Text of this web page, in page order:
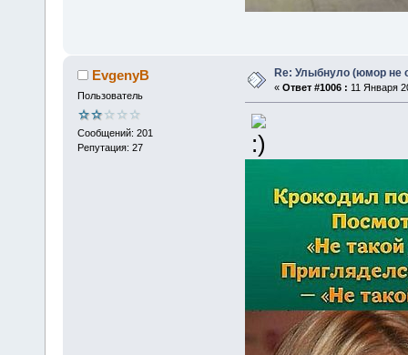
EvgenyB
Пользователь
Сообщений: 201
Репутация: 27
Re: Улыбнуло (юмор не
« Ответ #1006 : 11 Января